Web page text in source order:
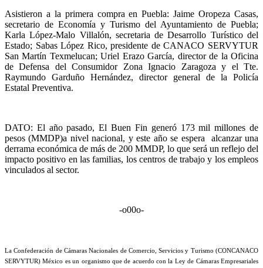
Asistieron a la primera compra en Puebla: Jaime Oropeza Casas,
secretario de Economía y Turismo del Ayuntamiento de Puebla;
Karla López-Malo Villalón, secretaria de Desarrollo Turístico del
Estado; Sabas López Rico, presidente de CANACO SERVYTUR
San Martín Texmelucan; Uriel Erazo García, director de la Oficina
de Defensa del Consumidor Zona Ignacio Zaragoza y el Tte.
Raymundo Garduño Hernández, director general de la Policía
Estatal Preventiva.
DATO: El año pasado, El Buen Fin generó 173 mil millones de
pesos (MMDP)a nivel nacional, y este año se espera alcanzar una
derrama económica de más de 200 MMDP, lo que será un reflejo del
impacto positivo en las familias, los centros de trabajo y los empleos
vinculados al sector.
-o00o-
La Confederación de Cámaras Nacionales de Comercio, Servicios y Turismo (CONCANACO
SERVYTUR) México es un organismo que de acuerdo con la Ley de Cámaras Empresariales